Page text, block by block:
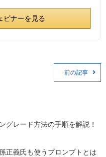
ビナーを見る
前の記事
グレード方法の手順を解説！
正義氏も使うプロンプトとは